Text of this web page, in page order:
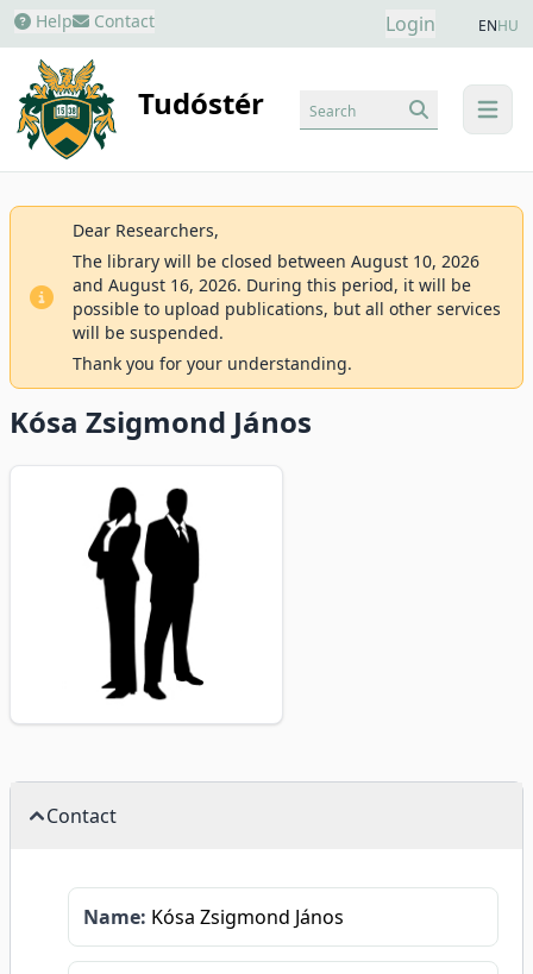
Help Contact Login ENHU
Tudóstér menu
Search
Dear Researchers,
The library will be closed between August 10, 2026
and August 16, 2026. During this period, it will be
possible to upload publications, but all other services
will be suspended.
Thank you for your understanding.
Kósa Zsigmond János
Contact
Name: Kósa Zsigmond János